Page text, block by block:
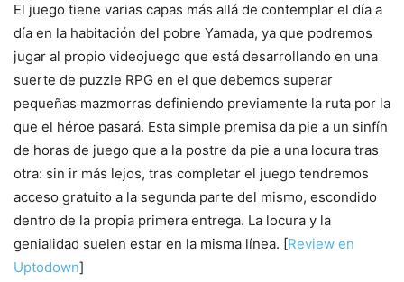
El juego tiene varias capas más allá de contemplar el día a
día en la habitación del pobre Yamada, ya que podremos
jugar al propio videojuego que está desarrollando en una
suerte de puzzle RPG en el que debemos superar
pequeñas mazmorras definiendo previamente la ruta por la
que el héroe pasará. Esta simple premisa da pie a un sinfín
de horas de juego que a la postre da pie a una locura tras
otra: sin ir más lejos, tras completar el juego tendremos
acceso gratuito a la segunda parte del mismo, escondido
dentro de la propia primera entrega. La locura y la
genialidad suelen estar en la misma línea. [Review en
Uptodown]